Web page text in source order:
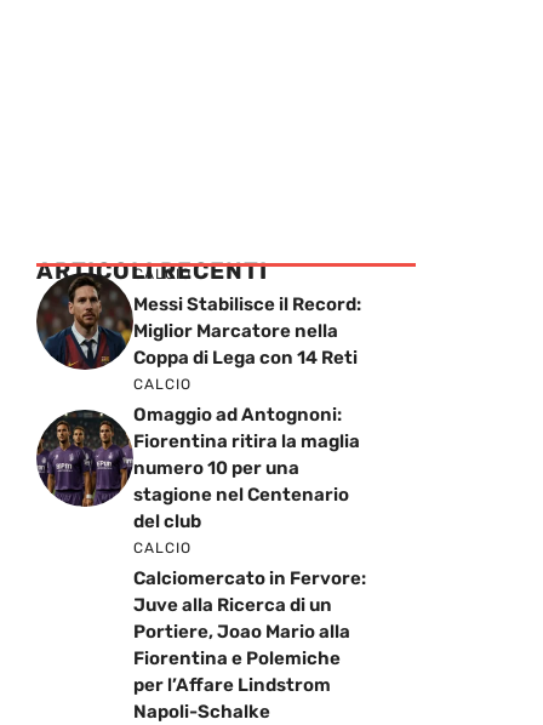
ARTICOLI RECENTI
CALCIO
Messi Stabilisce il Record:
Miglior Marcatore nella
Coppa di Lega con 14 Reti
CALCIO
Omaggio ad Antognoni:
Fiorentina ritira la maglia
numero 10 per una
stagione nel Centenario
del club
CALCIO
Calciomercato in Fervore:
Juve alla Ricerca di un
Portiere, Joao Mario alla
Fiorentina e Polemiche
per l’Affare Lindstrom
Napoli-Schalke